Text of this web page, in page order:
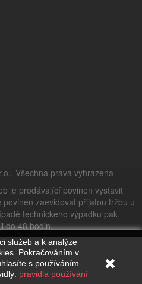
služeb a k analýze
Pokračováním v
s používáním
pravidla používání
Všechna práva vyhrazena
je prodávající povinen vystavit
zaevidovat přijatou tržbu u
technického výpadku pak
do 48 hodin.